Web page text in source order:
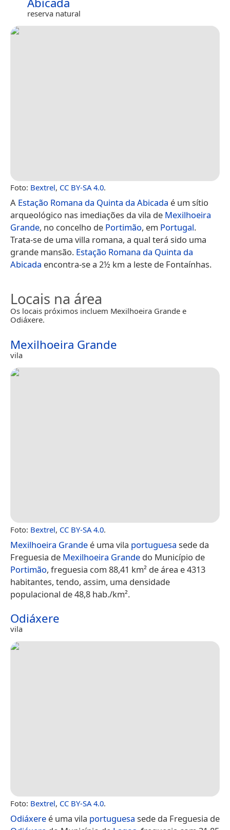
reserva natural
Foto: Bextrel, CC BY-SA 4.0.
A Estação Romana da Quinta da Abicada é um sítio
arqueológico nas imediações da vila de Mexilhoeira
Grande, no concelho de Portimão, em Portugal.
Trata-se de uma villa romana, a qual terá sido uma
grande mansão. Estação Romana da Quinta da
Abicada encontra-se a 2½ km a leste de Fontaínhas.
Locais na área
Os locais próximos incluem Mexilhoeira Grande e
Odiáxere.
Mexilhoeira Grande
vila
Foto: Bextrel, CC BY-SA 4.0.
Mexilhoeira Grande é uma vila portuguesa sede da
Freguesia de Mexilhoeira Grande do Município de
Portimão, freguesia com 88,41 km² de área e 4313
habitantes, tendo, assim, uma densidade
populacional de 48,8 hab./km².
Odiáxere
vila
Foto: Bextrel, CC BY-SA 4.0.
Odiáxere é uma vila portuguesa sede da Freguesia de